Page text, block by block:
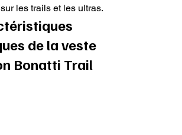
les trails et les ultras.
de la veste
Bonatti Trail